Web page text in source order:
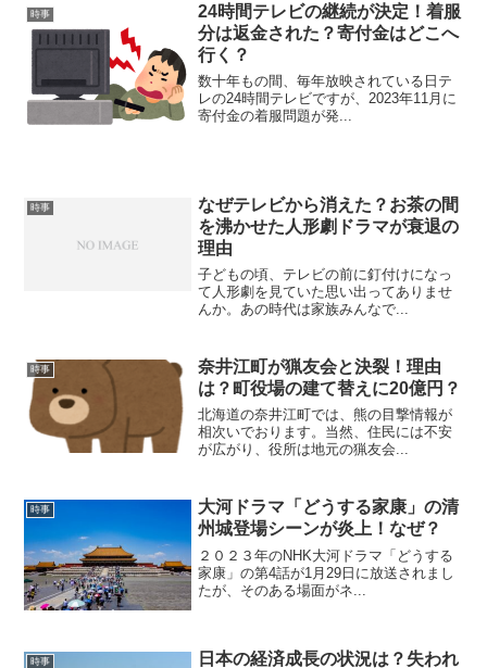
時事
24時間テレビの継続が決定！着服
分は返金された？寄付金はどこへ
行く？
数十年もの間、毎年放映されている日テ
レの24時間テレビですが、2023年11月に
寄付金の着服問題が発...
時事
なぜテレビから消えた？お茶の間
を沸かせた人形劇ドラマが衰退の
理由
子どもの頃、テレビの前に釘付けになっ
て人形劇を見ていた思い出ってありませ
んか。あの時代は家族みんなで...
時事
奈井江町が猟友会と決裂！理由
は？町役場の建て替えに20億円？
北海道の奈井江町では、熊の目撃情報が
相次いでおります。当然、住民には不安
が広がり、役所は地元の猟友会...
時事
大河ドラマ「どうする家康」の清
州城登場シーンが炎上！なぜ？
２０２３年のNHK大河ドラマ「どうする
家康」の第4話が1月29日に放送されまし
たが、そのある場面がネ...
時事
日本の経済成長の状況は？失われ